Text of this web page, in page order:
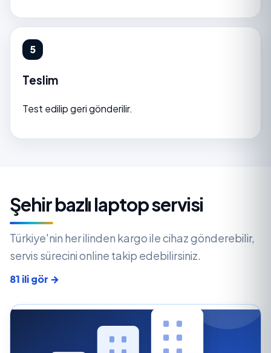
Teslim
Test edilip geri gönderilir.
Şehir bazlı laptop servisi
Türkiye'nin her ilinden kargo ile cihaz gönderebilir,
servis sürecini online takip edebilirsiniz.
81 ili gör →